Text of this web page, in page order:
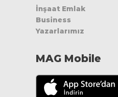
İnşaat Emlak
Business
Yazarlarımız
MAG Mobile